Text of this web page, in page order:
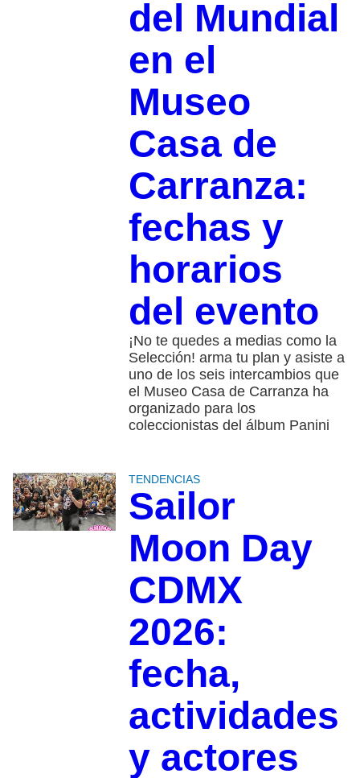
del Mundial
en el
Museo
Casa de
Carranza:
fechas y
horarios
del evento
¡No te quedes a medias como la
Selección! arma tu plan y asiste a
uno de los seis intercambios que
el Museo Casa de Carranza ha
organizado para los
coleccionistas del álbum Panini
TENDENCIAS
Sailor
Moon Day
CDMX
2026:
fecha,
actividades
y actores